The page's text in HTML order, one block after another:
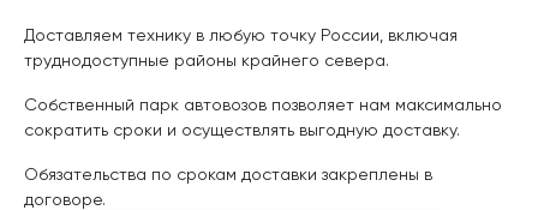
Доставляем технику в любую точку России, включая
труднодоступные районы крайнего севера.
Собственный парк автовозов позволяет нам максимально
сократить сроки и осуществлять выгодную доставку.
Обязательства по срокам доставки закреплены в
договоре.